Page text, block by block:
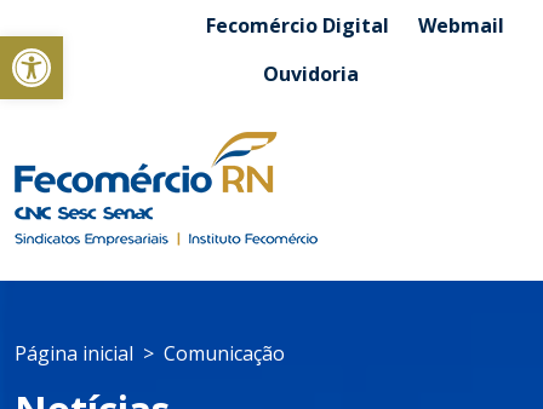
Abrir a barra de ferramentasFecomércio Digital
Webmail
Ouvidoria
Página inicial Comunicação